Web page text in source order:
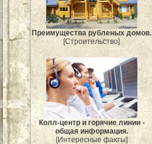
Преимущества рубленых домов.
[Строительство]
Колл-центр и горячие линии -
общая информация.
[Интересные факты]